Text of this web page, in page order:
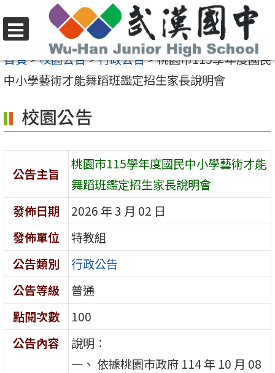
至
要
容
區
選
單
首頁>校園公告>行政公告>桃園市115學年度國民
中小學藝術才能舞蹈班鑑定招生家長說明會
校園公告
公告主旨
桃園市115學年度國民中小學藝術才能
舞蹈班鑑定招生家長說明會
發佈日期
2026 年 3 月 02 日
發佈單位
特教組
公告類別
行政公告
公告等級
普通
點閱次數
100
公告內容
說明：
一、 依據桃園市政府 114 年 10 月 08